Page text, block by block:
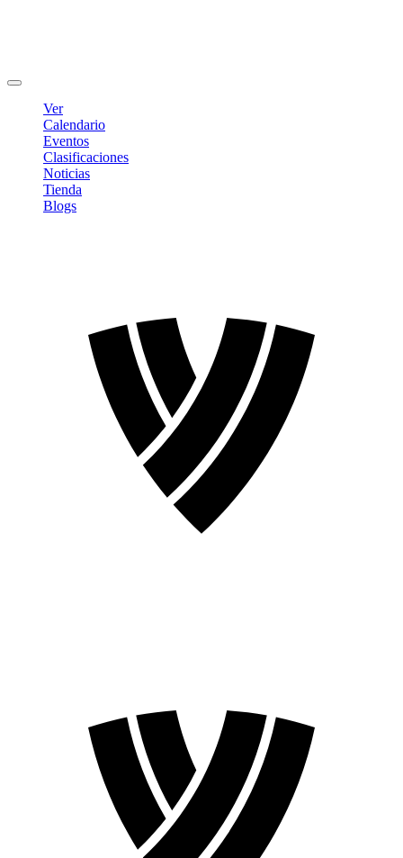
Ver
Calendario
Eventos
Clasificaciones
Noticias
Tienda
Blogs